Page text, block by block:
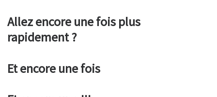
Allez encore une fois plus
rapidement ?
Et encore une fois